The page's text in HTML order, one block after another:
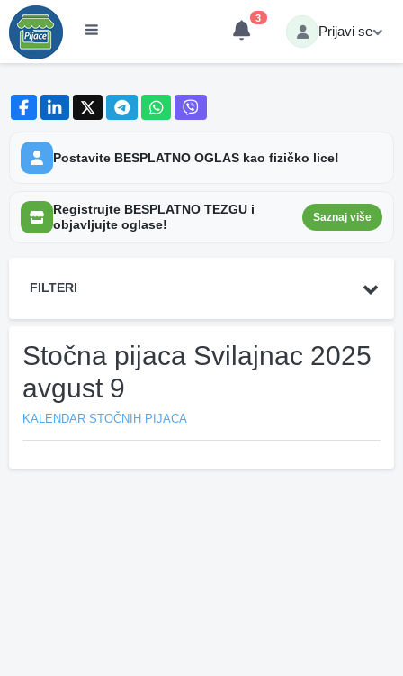
3
Prijavi se
Postavite BESPLATNO OGLAS kao fizičko lice!
Registrujte BESPLATNO TEZGU i
objavljujte oglase!
Saznaj više
FILTERI
Stočna pijaca Svilajnac 2025
avgust 9
KALENDAR STOČNIH PIJACA